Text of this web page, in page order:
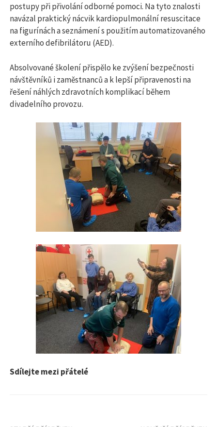
í
postupy při přivolání odborné pomoci. Na tyto znalosti
navázal praktický nácvik kardiopulmonální resuscitace
na figurínách a seznámení s použitím automatizovaného
externího defibrilátoru (AED).
Absolvované školení přispělo ke zvýšení bezpečnosti
návštěvníků i zaměstnanců a k lepší připravenosti na
řešení náhlých zdravotních komplikací během
divadelního provozu.
Sdílejte mezi přátelé